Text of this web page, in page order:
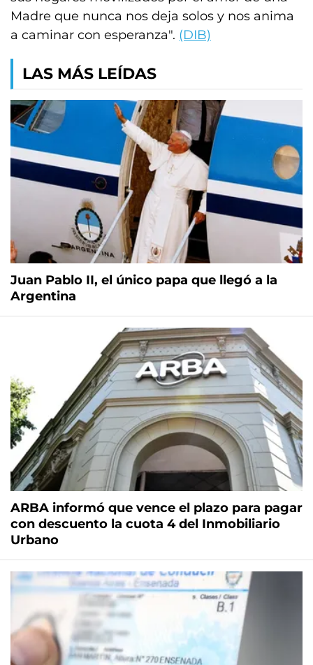
Madre que nunca nos deja solos y nos anima
a caminar con esperanza". (DIB)
LAS MÁS LEÍDAS
Juan Pablo II, el único papa que llegó a la
Argentina
ARBA informó que vence el plazo para pagar
con descuento la cuota 4 del Inmobiliario
Urbano